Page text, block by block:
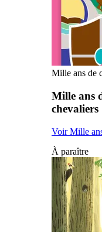
Mille ans de
Mille ans
chevaliers
Voir Mille
À paraître